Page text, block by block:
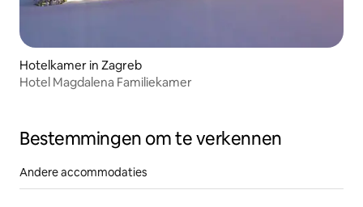
Hotelkamer in Zagreb
Hotel Magdalena Familiekamer
Bestemmingen om te verkennen
Andere accommodaties